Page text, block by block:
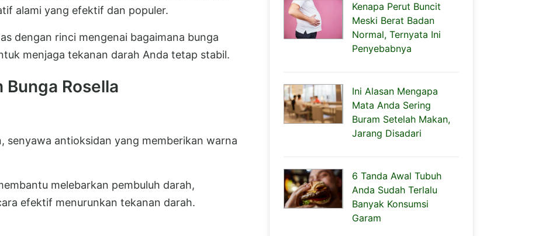
alami yang efektif dan populer.
dengan rinci mengenai bagaimana bunga
menjaga tekanan darah Anda tetap stabil.
Rosella
senyawa antioksidan yang memberikan warna
melebarkan pembuluh darah,
efektif menurunkan tekanan darah.
Kenapa Perut Buncit
Meski Berat Badan
Normal, Ternyata Ini
Penyebabnya
Ini Alasan Mengapa
Mata Anda Sering
Buram Setelah Makan,
Jarang Disadari
6 Tanda Awal Tubuh
Anda Sudah Terlalu
Banyak Konsumsi
Garam